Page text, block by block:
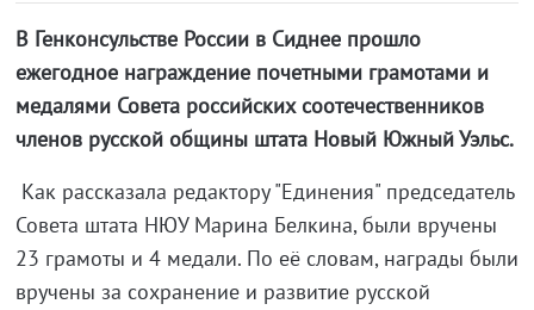
В Генконсульстве России в Сиднее прошло
ежегодное награждение почетными грамотами и
медалями Совета российских соотечественников
членов русской общины штата Новый Южный Уэльс.
Как рассказала редактору "Единения" председатель
Совета штата НЮУ Марина Белкина, были вручены
23 грамоты и 4 медали. По её словам, награды были
вручены за сохранение и развитие русской